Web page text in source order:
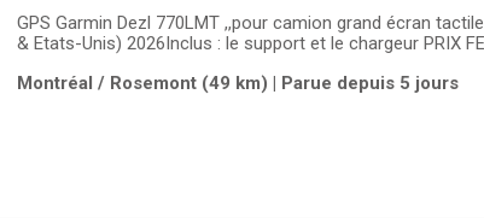
GPS Garmin Dezl 770LMT ,,pour camion grand écran tactile de 7 pouces, mises à jour faites, cartes(canada
& Etats-Unis) 2026Inclus : le support et le chargeur PRIX
Montréal / Rosemont (49 km) | Parue depuis 5 jours